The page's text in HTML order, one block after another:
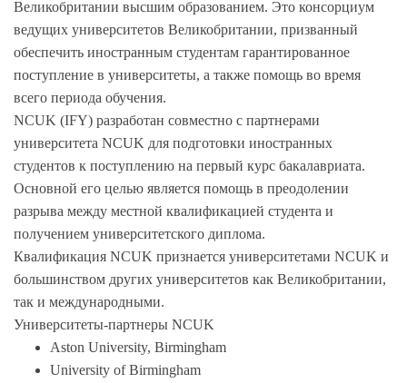
Великобритании высшим образованием. Это консорциум
ведущих университетов Великобритании, призванный
обеспечить иностранным студентам гарантированное
поступление в университеты, а также помощь во время
всего периода обучения.
NCUK (IFY) разработан совместно с партнерами
университета NCUK для подготовки иностранных
студентов к поступлению на первый курс бакалавриата.
Основной его целью является помощь в преодолении
разрыва между местной квалификацией студента и
получением университетского диплома.
Квалификация NCUK признается университетами NCUK и
большинством других университетов как Великобритании,
так и международными.
Университеты-партнеры NCUK
Aston University, Birmingham
University of Birmingham